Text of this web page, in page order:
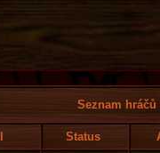
Seznam
Status